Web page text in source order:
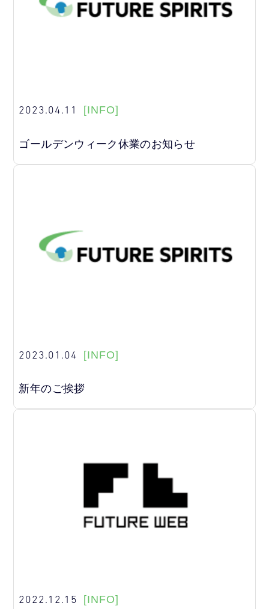
2023.04.11 [INFO]
ゴールデンウィーク休業のお知らせ
2023.01.04 [INFO]
新年のご挨拶
2022.12.15 [INFO]